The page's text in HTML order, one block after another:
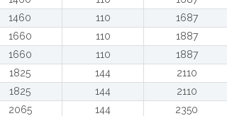
1460 110 1687
1660 110 1887
1660 110 1887
1825 144 2110
1825 144 2110
2065 144 2350